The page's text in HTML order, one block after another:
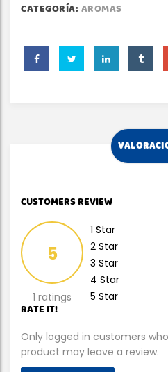
CATEGORÍA: AROMAS
CUSTOMERS REVIEW
5
1 ratings
1 Star
2 Star
3 Star
4 Star
5 Star
RATE IT!
Only logged in customers
product may leave a review.